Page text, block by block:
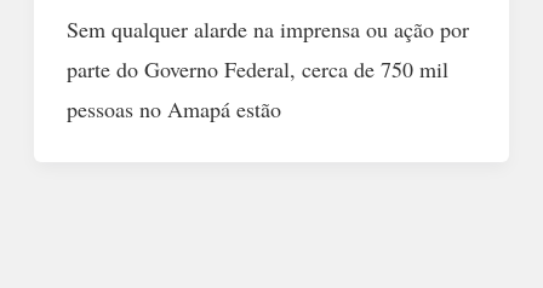
Sem qualquer alarde na imprensa ou ação por
parte do Governo Federal, cerca de 750 mil
pessoas no Amapá estão